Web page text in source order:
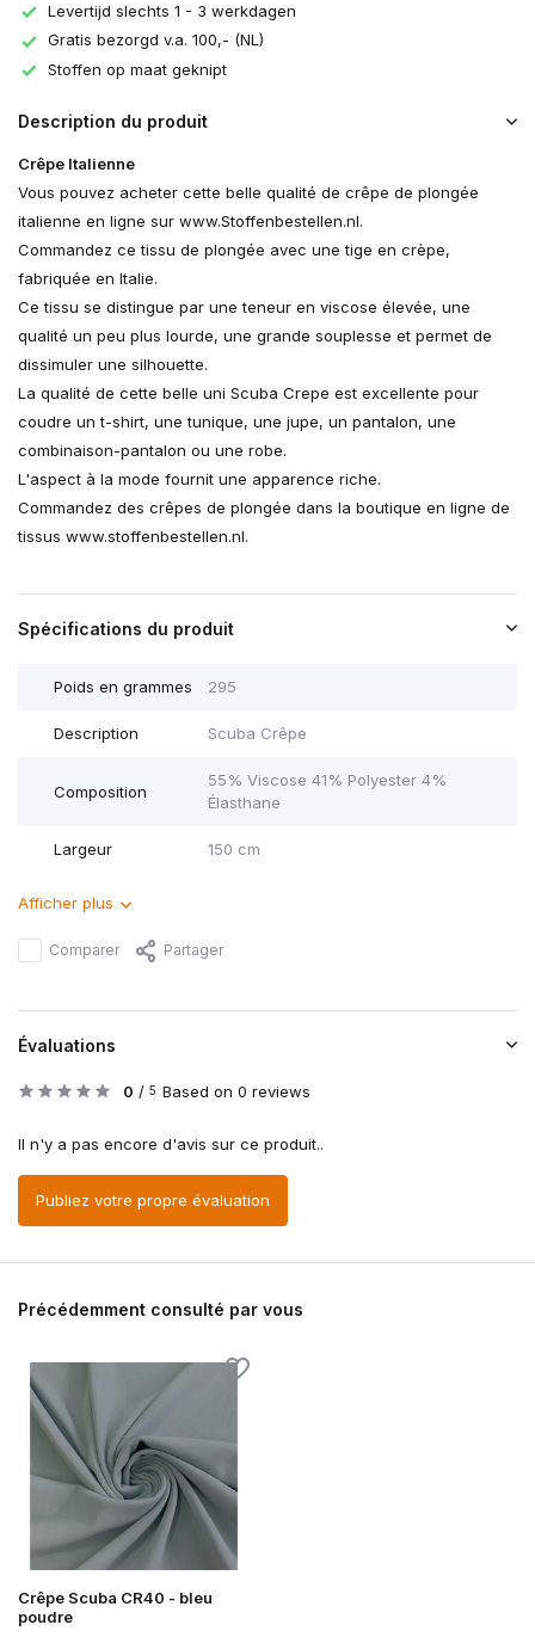
Levertijd slechts 1 - 3 werkdagen
Gratis bezorgd v.a. 100,- (NL)
Stoffen op maat geknipt
Description du produit
Crêpe Italienne
Vous pouvez acheter cette belle qualité de crêpe de plongée
italienne en ligne sur www.Stoffenbestellen.nl.
Commandez ce tissu de plongée avec une tige en crèpe,
fabriquée en Italie.
Ce tissu se distingue par une teneur en viscose élevée, une
qualité un peu plus lourde, une grande souplesse et permet de
dissimuler une silhouette.
La qualité de cette belle uni Scuba Crepe est excellente pour
coudre un t-shirt, une tunique, une jupe, un pantalon, une
combinaison-pantalon ou une robe.
L'aspect à la mode fournit une apparence riche.
Commandez des crêpes de plongée dans la boutique en ligne de
tissus www.stoffenbestellen.nl.
Spécifications du produit
Poids en grammes 295
Description Scuba Crêpe
Composition
55% Viscose 41% Polyester 4%
Élasthane
Largeur 150 cm
Afficher plus
Comparer Partager
Évaluations
0 / 5 Based on 0 reviews
Il n'y a pas encore d'avis sur ce produit..
Publiez votre propre évaluation
Précédemment consulté par vous
Crêpe Scuba CR40 - bleu
poudre